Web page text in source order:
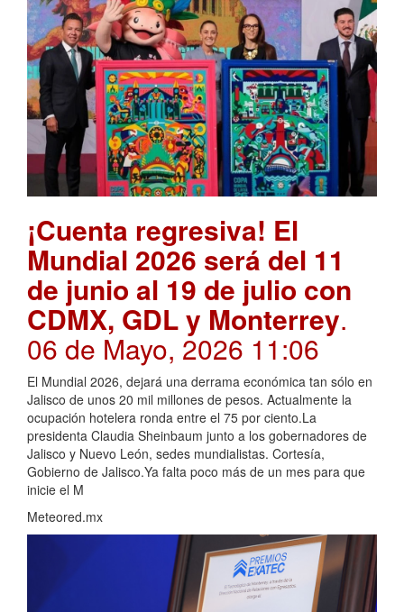
¡Cuenta regresiva! El
Mundial 2026 será del 11
de junio al 19 de julio con
CDMX, GDL y Monterrey.
06 de Mayo, 2026 11:06
El Mundial 2026, dejará una derrama económica tan sólo en
Jalisco de unos 20 mil millones de pesos. Actualmente la
ocupación hotelera ronda entre el 75 por ciento.La
presidenta Claudia Sheinbaum junto a los gobernadores de
Jalisco y Nuevo León, sedes mundialistas. Cortesía,
Gobierno de Jalisco.Ya falta poco más de un mes para que
inicie el M
Meteored.mx